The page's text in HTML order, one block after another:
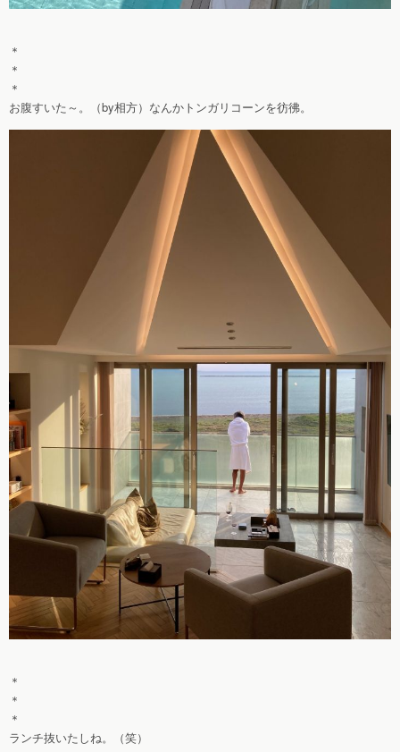
＊
＊
＊
お腹すいた～。（by相方）なんかトンガリコーンを彷彿。
＊
＊
＊
ランチ抜いたしね。（笑）